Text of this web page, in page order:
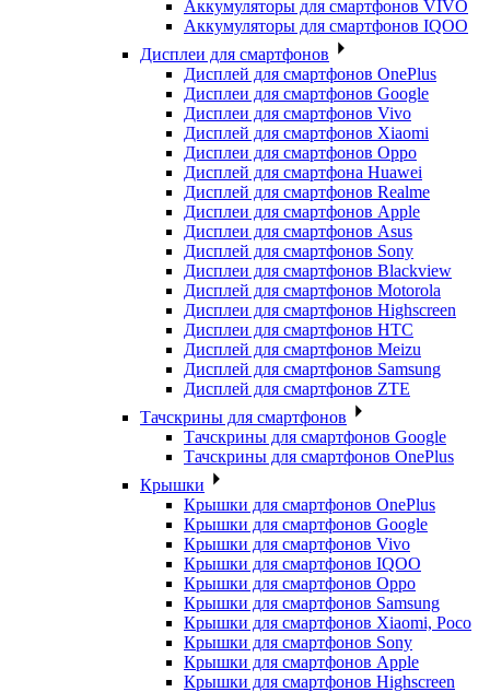
Аккумуляторы для смартфонов VIVO
Аккумуляторы для смартфонов IQOO
Дисплеи для смартфонов
Дисплей для смартфонов OnePlus
Дисплеи для смартфонов Google
Дисплеи для смартфонов Vivo
Дисплей для смартфонов Xiaomi
Дисплеи для смартфонов Oppo
Дисплей для смартфона Huawei
Дисплей для смартфонов Realme
Дисплеи для смартфонов Apple
Дисплеи для смартфонов Asus
Дисплей для смартфонов Sony
Дисплеи для смартфонов Blackview
Дисплей для смартфонов Motorola
Дисплеи для смартфонов Highscreen
Дисплеи для смартфонов HTC
Дисплей для смартфонов Meizu
Дисплей для смартфонов Samsung
Дисплей для смартфонов ZTE
Тачскрины для смартфонов
Тачскрины для смартфонов Google
Тачскрины для смартфонов OnePlus
Крышки
Крышки для смартфонов OnePlus
Крышки для смартфонов Google
Крышки для смартфонов Vivo
Крышки для смартфонов IQOO
Крышки для смартфонов Oppo
Крышки для смартфонов Samsung
Крышки для смартфонов Xiaomi, Poco
Крышки для смартфонов Sony
Крышки для смартфонов Apple
Крышки для смартфонов Highscreen